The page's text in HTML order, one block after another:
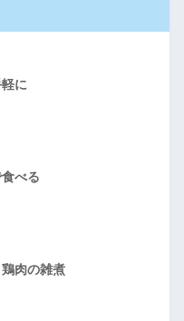
軽に
べる
肉の雑煮